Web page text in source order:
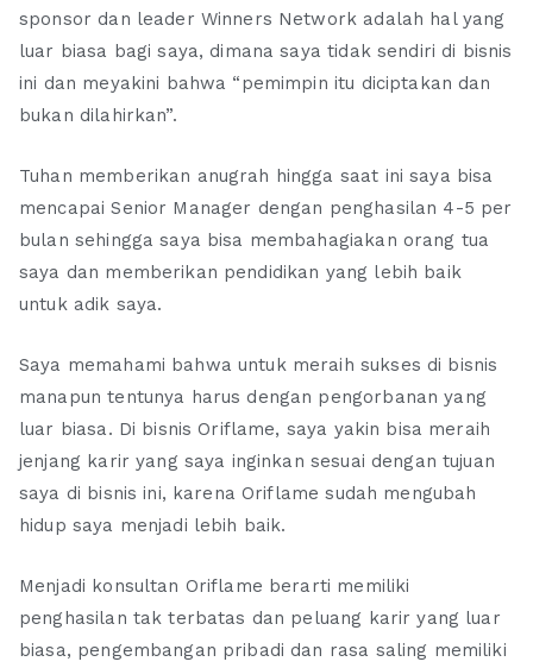
sponsor dan leader Winners Network adalah hal yang
luar biasa bagi saya, dimana saya tidak sendiri di bisnis
ini dan meyakini bahwa “pemimpin itu diciptakan dan
bukan dilahirkan”.
Tuhan memberikan anugrah hingga saat ini saya bisa
mencapai Senior Manager dengan penghasilan 4-5 per
bulan sehingga saya bisa membahagiakan orang tua
saya dan memberikan pendidikan yang lebih baik
untuk adik saya.
Saya memahami bahwa untuk meraih sukses di bisnis
manapun tentunya harus dengan pengorbanan yang
luar biasa. Di bisnis Oriflame, saya yakin bisa meraih
jenjang karir yang saya inginkan sesuai dengan tujuan
saya di bisnis ini, karena Oriflame sudah mengubah
hidup saya menjadi lebih baik.
Menjadi konsultan Oriflame berarti memiliki
penghasilan tak terbatas dan peluang karir yang luar
biasa, pengembangan pribadi dan rasa saling memiliki